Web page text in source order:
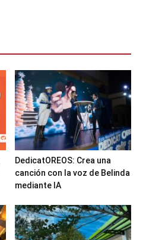
DedicatOREOS: Crea una
canción con la voz de Belinda
mediante IA